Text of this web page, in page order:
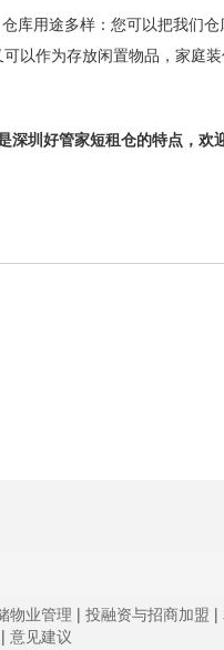
库用途多样：您可以把我们
以作为存放闲置物品，家庭
深圳好管家短租仓的特点，欢
物业管理 | 投融资与招商加盟 |
| 意见建议